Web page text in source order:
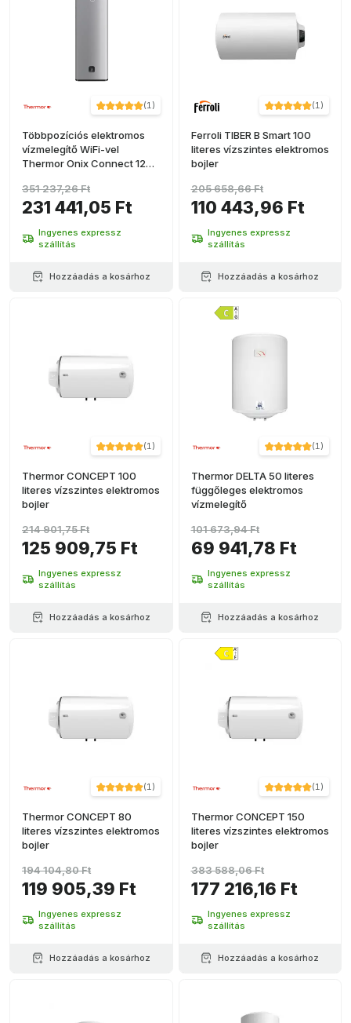
(1)
Többpozíciós elektromos
vízmelegítő WiFi-vel
Thermor Onix Connect 120
231 441,05 Ft
351 237,26 Ft
Ingyenes expressz
szállítás
Hozzáadás a kosárhoz
(1)
Ferroli TIBER B Smart 100
literes vízszintes elektromos
bojler
110 443,96 Ft
205 658,66 Ft
Ingyenes expressz
szállítás
Hozzáadás a kosárhoz
(1)
Thermor CONCEPT 100
literes vízszintes elektromos
bojler
125 909,75 Ft
214 901,75 Ft
Ingyenes expressz
szállítás
Hozzáadás a kosárhoz
(1)
Thermor DELTA 50 literes
függőleges elektromos
vízmelegítő
69 941,78 Ft
101 673,94 Ft
Ingyenes expressz
szállítás
Hozzáadás a kosárhoz
(1)
Thermor CONCEPT 80
literes vízszintes elektromos
bojler
119 905,39 Ft
194 104,80 Ft
Ingyenes expressz
szállítás
Hozzáadás a kosárhoz
(1)
Thermor CONCEPT 150
literes vízszintes elektromos
bojler
177 216,16 Ft
383 588,06 Ft
Ingyenes expressz
szállítás
Hozzáadás a kosárhoz